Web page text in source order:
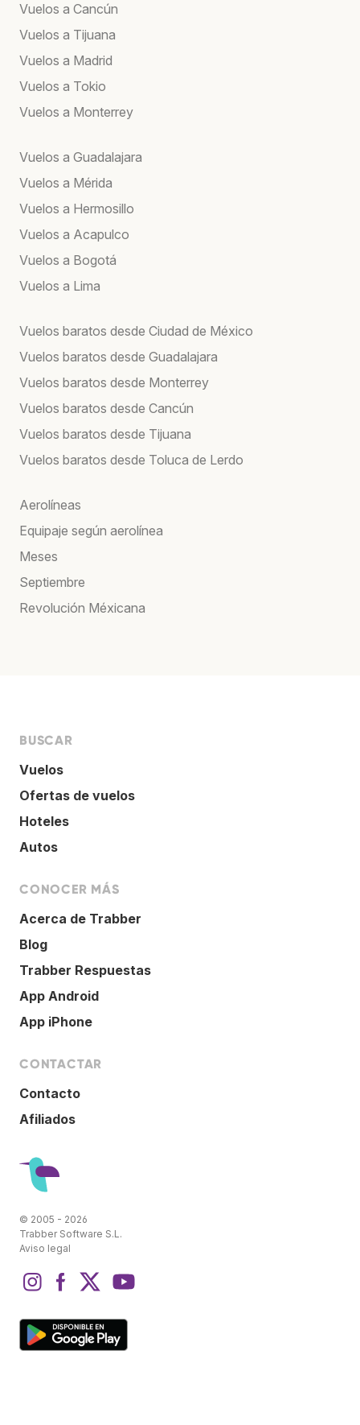
Vuelos a Cancún
Vuelos a Tijuana
Vuelos a Madrid
Vuelos a Tokio
Vuelos a Monterrey
Vuelos a Guadalajara
Vuelos a Mérida
Vuelos a Hermosillo
Vuelos a Acapulco
Vuelos a Bogotá
Vuelos a Lima
Vuelos baratos desde Ciudad de México
Vuelos baratos desde Guadalajara
Vuelos baratos desde Monterrey
Vuelos baratos desde Cancún
Vuelos baratos desde Tijuana
Vuelos baratos desde Toluca de Lerdo
Aerolíneas
Equipaje según aerolínea
Meses
Septiembre
Revolución Méxicana
BUSCAR
Vuelos
Ofertas de vuelos
Hoteles
Autos
CONOCER MÁS
Acerca de Trabber
Blog
Trabber Respuestas
App Android
App iPhone
CONTACTAR
Contacto
Afiliados
© 2005 - 2026
Trabber Software S.L.
Aviso legal